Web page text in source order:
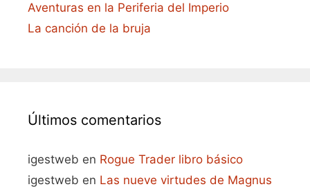
Aventuras en la Periferia del Imperio
La canción de la bruja
Últimos comentarios
igestweb en Rogue Trader libro básico
igestweb en Las nueve virtudes de Magnus